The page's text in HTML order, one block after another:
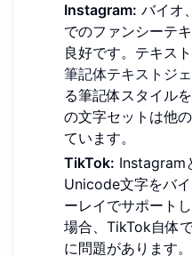
Instagram: バイオ
でのファンシーテ
良好です。テキス
筆記体テキストジ
る筆記体スタイル
の文字セットは他
ています。
TikTok: Instagram
Unicode文字をバ
ーレイでサポート
場合、TikTok自体
に問題があります